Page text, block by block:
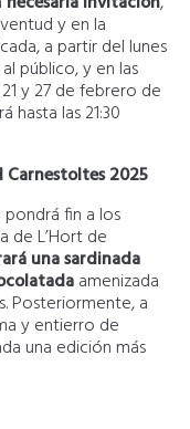
y en la
a partir del lunes
público, y en las
y 27 de febrero de
hasta las 21:30
2025
fin a los
de L’Hort de
una sardinada
amenizada
Posteriormente, a
y entierro de
una edición más